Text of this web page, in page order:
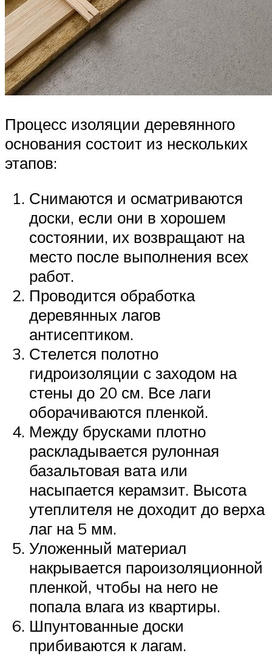
Процесс изоляции деревянного
основания состоит из нескольких
этапов:
Снимаются и осматриваются
доски, если они в хорошем
состоянии, их возвращают на
место после выполнения всех
работ.
Проводится обработка
деревянных лагов
антисептиком.
Стелется полотно
гидроизоляции с заходом на
стены до 20 см. Все лаги
оборачиваются пленкой.
Между брусками плотно
раскладывается рулонная
базальтовая вата или
насыпается керамзит. Высота
утеплителя не доходит до верха
лаг на 5 мм.
Уложенный материал
накрывается пароизоляционной
пленкой, чтобы на него не
попала влага из квартиры.
Шпунтованные доски
прибиваются к лагам.